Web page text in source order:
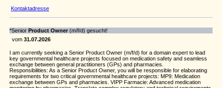
Kontaktadresse
*Senior Product Owner (m/f/d) gesucht!
vom 31.07.2026
I am currently seeking a Senior Product Owner (m/f/d) for a domain expert to lead
key governmental healthcare projects focused on medication safety and seamless
exchange between general practitioners (GPs) and pharmacies.
Responsibilities: As a Senior Product Owner, you will be responsible for elaborating
requirements for two critical governmental healthcare projects: MP9: Medication
exchange between GPs and pharmacies. VIPP Farmacie: Advanced medication